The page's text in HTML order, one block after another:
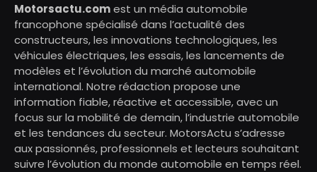
Motorsactu.comest un média automobile
francophone spécialisé dans l’actualité des
constructeurs, les innovations technologiques, les
véhicules électriques, les essais, les lancements de
modèles et l’évolution du marché automobile
international. Notre rédaction propose une
information fiable, réactive et accessible, avec un
focus sur la mobilité de demain, l’industrie automobile
et les tendances du secteur. MotorsActu s’adresse
aux passionnés, professionnels et lecteurs souhaitant
suivre l’évolution du monde automobile en temps réel.